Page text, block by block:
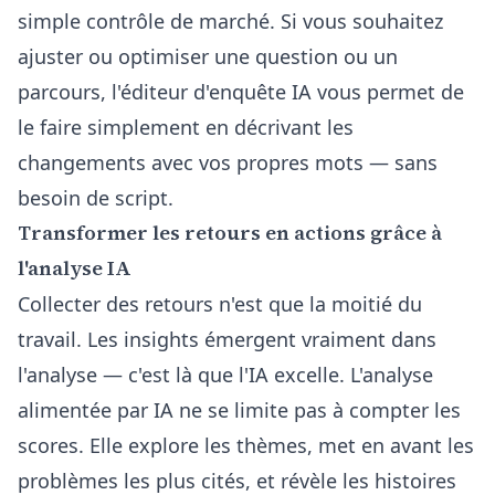
simple contrôle de marché. Si vous souhaitez
ajuster ou optimiser une question ou un
parcours, l'éditeur d'enquête IA vous permet de
le faire simplement en décrivant les
changements avec vos propres mots — sans
besoin de script.
Transformer les retours en actions grâce à
l'analyse IA
Collecter des retours n'est que la moitié du
travail. Les insights émergent vraiment dans
l'analyse — c'est là que l'IA excelle. L'analyse
alimentée par IA ne se limite pas à compter les
scores. Elle explore les thèmes, met en avant les
problèmes les plus cités, et révèle les histoires